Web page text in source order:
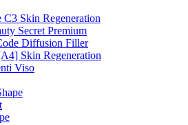
C3 Skin Regeneration
Secret Premium
Diffusion Filler
Skin Regeneration
Viso